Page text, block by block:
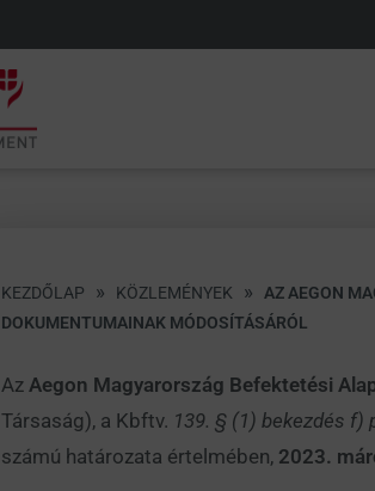
KEZDŐLAP » KÖZLEMÉNYEK » AZ AEGON
DOKUMENTUMAINAK MÓDOSÍTÁSÁRÓL
Az Aegon Magyarország Befektetési
Társaság), a Kbftv. 139. § (1) bekezdés f)
számú határozata értelmében, 2023.